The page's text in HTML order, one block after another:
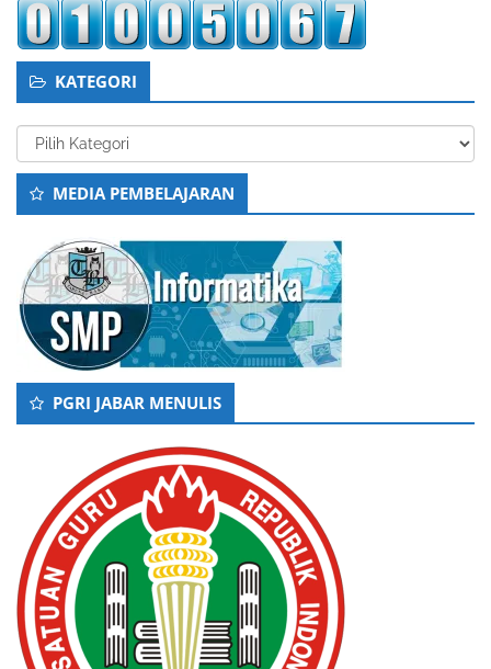
KATEGORI
Kategori
MEDIA PEMBELAJARAN
PGRI JABAR MENULIS